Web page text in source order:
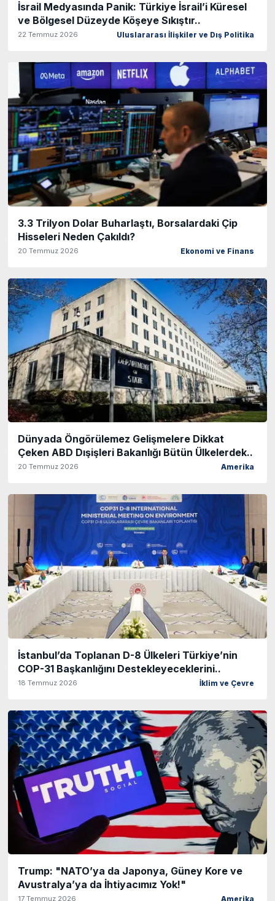
İsrail Medyasında Panik: Türkiye İsrail’i Küresel
ve Bölgesel Düzeyde Köşeye Sıkıştır..
22 Temmuz 2026 Uluslararası İlişkiler ve Dış Politika
3.3 Trilyon Dolar Buharlaştı, Borsalardaki Çip
Hisseleri Neden Çakıldı?
20 Temmuz 2026 Ekonomi ve Finans
Dünyada Öngörülemez Gelişmelere Dikkat
Çeken ABD Dışişleri Bakanlığı Bütün Ülkelerdek..
20 Temmuz 2026 Amerika
İstanbul’da Toplanan D-8 Ülkeleri Türkiye’nin
COP-31 Başkanlığını Destekleyeceklerini..
18 Temmuz 2026 İklim ve Çevre
Trump: "NATO’ya da Japonya, Güney Kore ve
Avustralya’ya da İhtiyacımız Yok!"
17 Temmuz 2026 Amerika